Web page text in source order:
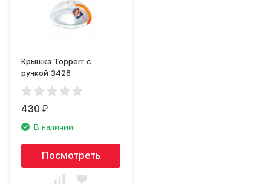
Крышка Topperr с
ручкой 3428
430₽
В наличии
Посмотреть